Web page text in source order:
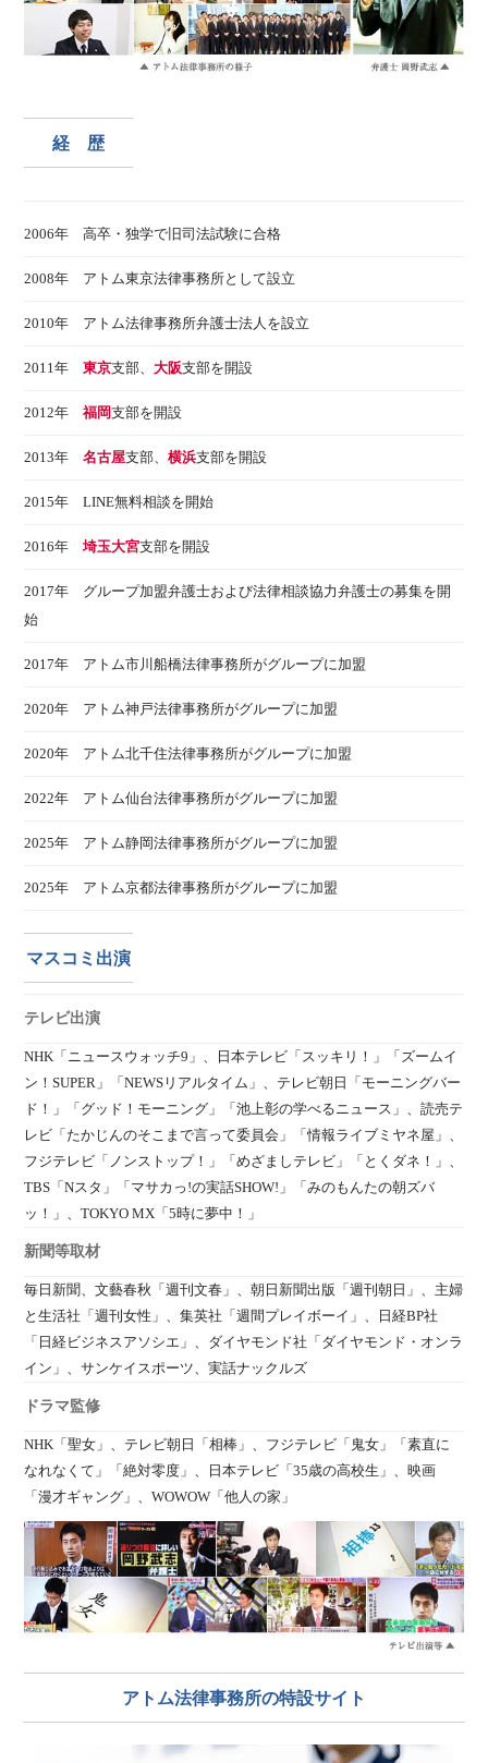
経 歴
2006年 高卒・独学で旧司法試験に合格
2008年 アトム東京法律事務所として設立
2010年 アトム法律事務所弁護士法人を設立
2011年東京支部、大阪支部を開設
2012年福岡支部を開設
2013年名古屋支部、横浜支部を開設
2015年 LINE無料相談を開始
2016年埼玉大宮支部を開設
2017年 グループ加盟弁護士および法律相談協力弁護士の募集を開
始
2017年 アトム市川船橋法律事務所がグループに加盟
2020年 アトム神戸法律事務所がグループに加盟
2020年 アトム北千住法律事務所がグループに加盟
2022年 アトム仙台法律事務所がグループに加盟
2025年 アトム静岡法律事務所がグループに加盟
2025年 アトム京都法律事務所がグループに加盟
マスコミ出演
テレビ出演
NHK「ニュースウォッチ9」、日本テレビ「スッキリ！」「ズームイ
ン！SUPER」「NEWSリアルタイム」、テレビ朝日「モーニングバー
ド！」「グッド！モーニング」「池上彰の学べるニュース」、読売テ
レビ「たかじんのそこまで言って委員会」「情報ライブミヤネ屋」、
フジテレビ「ノンストップ！」「めざましテレビ」「とくダネ！」、
TBS「Nスタ」「マサカっ!の実話SHOW!」「みのもんたの朝ズバ
ッ！」、TOKYO MX「5時に夢中！」
新聞等取材
毎日新聞、文藝春秋「週刊文春」、朝日新聞出版「週刊朝日」、主婦
と生活社「週刊女性」、集英社「週間プレイボーイ」、日経BP社
「日経ビジネスアソシエ」、ダイヤモンド社「ダイヤモンド・オンラ
イン」、サンケイスポーツ、実話ナックルズ
ドラマ監修
NHK「聖女」、テレビ朝日「相棒」、フジテレビ「鬼女」「素直に
なれなくて」「絶対零度」、日本テレビ「35歳の高校生」、映画
「漫才ギャング」、WOWOW「他人の家」
アトム法律事務所の特設サイト